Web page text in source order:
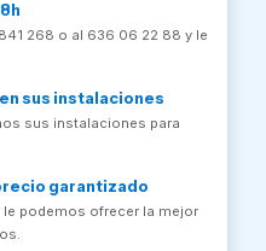
268 o al 636 06 22 88 y le
sus instalaciones
sus instalaciones para
garantizado
podemos ofrecer la mejor